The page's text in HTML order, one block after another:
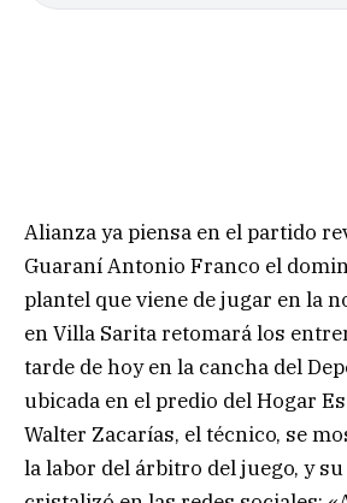
Alianza ya piensa en el partido
Guaraní Antonio Franco el
plantel que viene de jugar en la
en Villa Sarita retomará los
tarde de hoy en la cancha del
ubicada en el predio del Hogar
Walter Zacarías, el técnico, se
la labor del árbitro del juego, y